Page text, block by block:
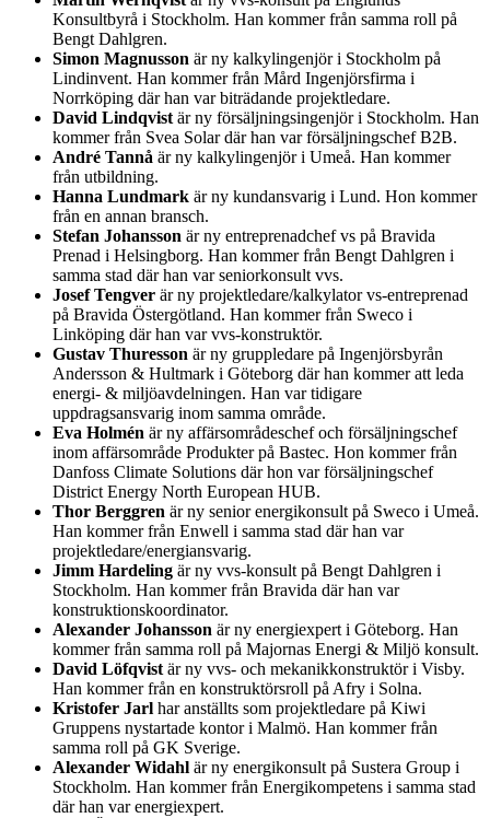
Konsultbyrå i Stockholm. Han kommer från samma roll på
Bengt Dahlgren.
Simon Magnusson är ny kalkylingenjör i Stockholm på
Lindinvent. Han kommer från Mård Ingenjörsfirma i
Norrköping där han var biträdande projektledare.
David Lindqvistär ny försäljningsingenjör i Stockholm. Han
kommer från Svea Solar där han var försäljningschef B2B.
André Tannå är ny kalkylingenjör i Umeå. Han kommer
från utbildning.
Hanna Lundmark är ny kundansvarig i Lund. Hon kommer
från en annan bransch.
Stefan Johansson är ny entreprenadchef vs på Bravida
Prenad i Helsingborg. Han kommer från Bengt Dahlgren i
samma stad där han var seniorkonsult vvs.
Josef Tengver är ny projektledare/kalkylator vs-entreprenad
på Bravida Östergötland. Han kommer från Sweco i
Linköping där han var vvs-konstruktör.
Gustav Thuresson är ny gruppledare på Ingenjörsbyrån
Andersson & Hultmark i Göteborg där han kommer att leda
energi- & miljöavdelningen. Han var tidigare
uppdragsansvarig inom samma område.
Eva Holmén är ny affärsområdeschef och försäljningschef
inom affärsområde Produkter på Bastec. Hon kommer från
Danfoss Climate Solutions där hon var försäljningschef
District Energy North European HUB.
Thor Berggren är ny senior energikonsult på Sweco i Umeå.
Han kommer från Enwell i samma stad där han var
projektledare/energiansvarig.
Jimm Hardeling är ny vvs-konsult på Bengt Dahlgren i
Stockholm. Han kommer från Bravida där han var
konstruktionskoordinator.
Alexander Johansson är ny energiexpert i Göteborg. Han
kommer från samma roll på Majornas Energi & Miljö konsult.
David Löfqvistär ny vvs- och mekanikkonstruktör i Visby.
Han kommer från en konstruktörsroll på Afry i Solna.
Kristofer Jarl har anställts som projektledare på Kiwi
Gruppens nystartade kontor i Malmö. Han kommer från
samma roll på GK Sverige.
Alexander Widahl är ny energikonsult på Sustera Group i
Stockholm. Han kommer från Energikompetens i samma stad
där han var energiexpert.